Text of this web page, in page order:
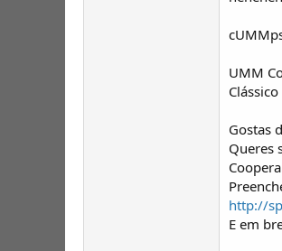
UMM
Gostas
Queres
http://
E em